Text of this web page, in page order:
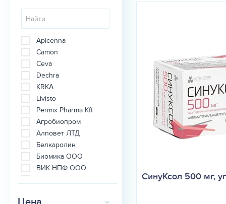
Apicenna
Camon
Ceva
Dechra
KRKA
Livisto
Permix Pharma Kft
Агробиопром
Алповет ЛТД
Белкаролин
Биомика ООО
ВИК НПФ ООО
(Interchemie)
СинуКсол 500 мг,